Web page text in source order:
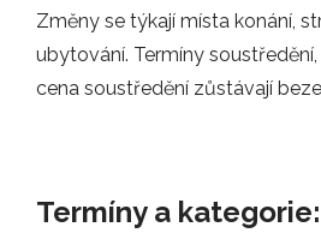
Změny se týkají místa konání,
ubytování. Termíny
cena soustředění zůstávají
Termíny a kategorie: